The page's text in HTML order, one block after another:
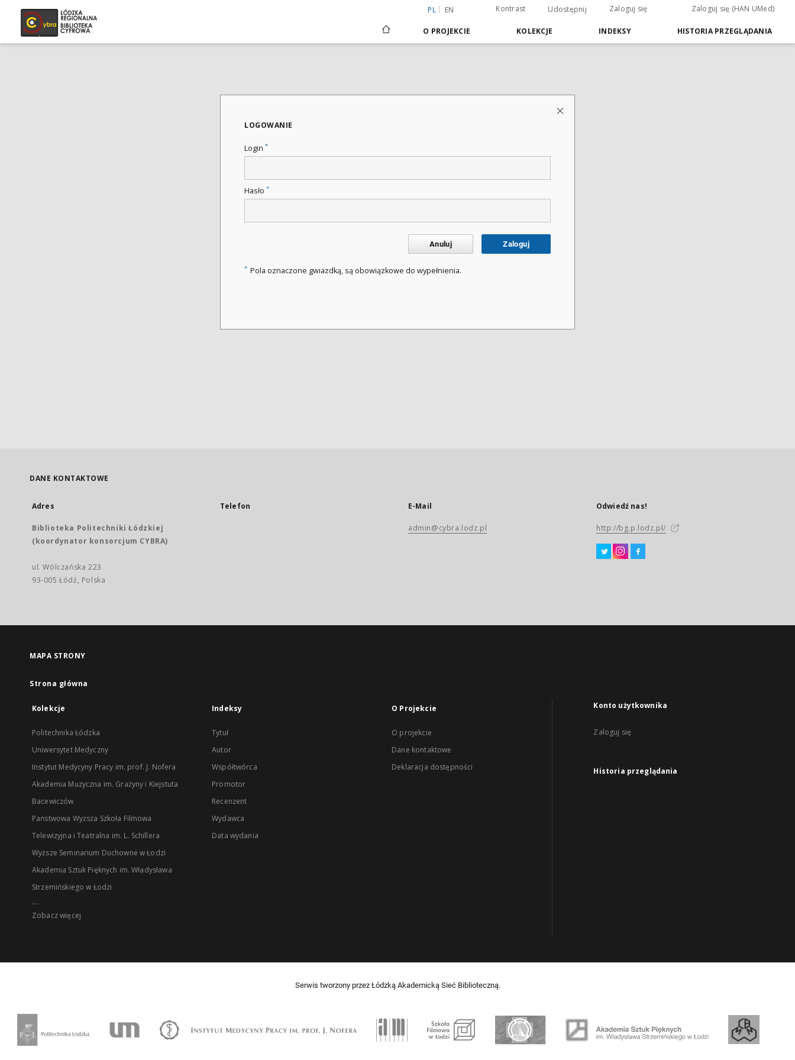
PL EN Kontrast Udostępnij Zaloguj się Zaloguj się (HAN UMed)
O PROJEKCIE KOLEKCJE INDEKSY HISTORIA PRZEGLĄDANIA
LOGOWANIE
Login *
Hasło *
Anuluj Zaloguj
* Pola oznaczone gwiazdką, są obowiązkowe do wypełnienia.
DANE KONTAKTOWE
Adres
Biblioteka Politechniki Łódzkiej
(koordynator konsorcjum CYBRA)
ul. Wólczańska 223
93-005 Łódź, Polska
Telefon E-Mail
admin@cybra.lodz.pl
Odwiedź nas!
http://bg.p.lodz.pl/
MAPA STRONY
Strona główna
Kolekcje
Politechnika Łódzka
Uniwersytet Medyczny
Instytut Medycyny Pracy im. prof. J. Nofera
Akademia Muzyczna im. Grażyny i Kiejstuta
Bacewiczów
Państwowa Wyższa Szkoła Filmowa
Telewizyjna i Teatralna im. L. Schillera
Wyższe Seminarium Duchowne w Łodzi
Akademia Sztuk Pięknych im. Władysława
Strzemińskiego w Łodzi
...
Zobacz więcej
Indeksy
Tytuł
Autor
Współtwórca
Promotor
Recenzent
Wydawca
Data wydania
O Projekcie
O projekcie
Dane kontaktowe
Deklaracja dostępności
Konto użytkownika
Zaloguj się
Historia przeglądania
Serwis tworzony przez Łódzką Akademicką Sieć Biblioteczną.